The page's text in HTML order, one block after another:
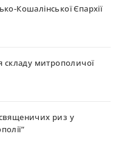
Кошалінської Єпархії
складу митрополичої
риз у